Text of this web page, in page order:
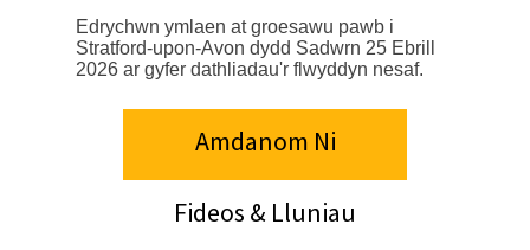
Edrychwn ymlaen at groesawu pawb i
Stratford-upon-Avon dydd Sadwrn 25 Ebrill
2026 ar gyfer dathliadau'r flwyddyn nesaf.
Amdanom Ni
Fideos & Lluniau